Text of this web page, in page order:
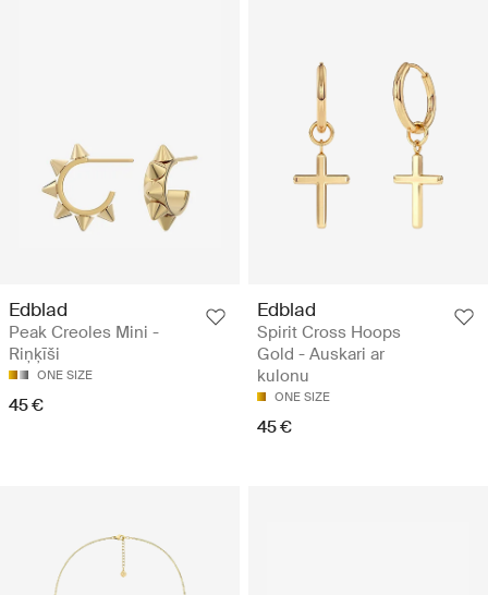
Edblad
Peak Creoles Mini -
Riņķīši
ONE SIZE
45 €
Edblad
Spirit Cross Hoops
Gold - Auskari ar
kulonu
ONE SIZE
45 €